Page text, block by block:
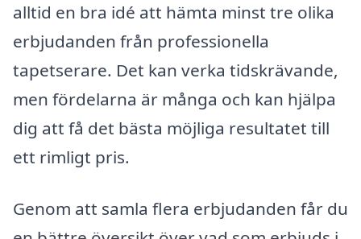
alltid en bra idé att hämta minst tre olika
erbjudanden från professionella
tapetserare. Det kan verka tidskrävande,
men fördelarna är många och kan hjälpa
dig att få det bästa möjliga resultatet till
ett rimligt pris.
Genom att samla flera erbjudanden får du